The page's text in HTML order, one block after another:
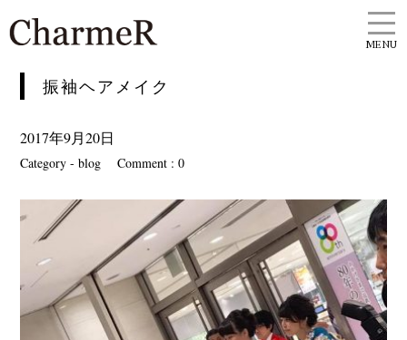
MENU
振袖ヘアメイク
2017年9月20日
Category -blog Comment : 0